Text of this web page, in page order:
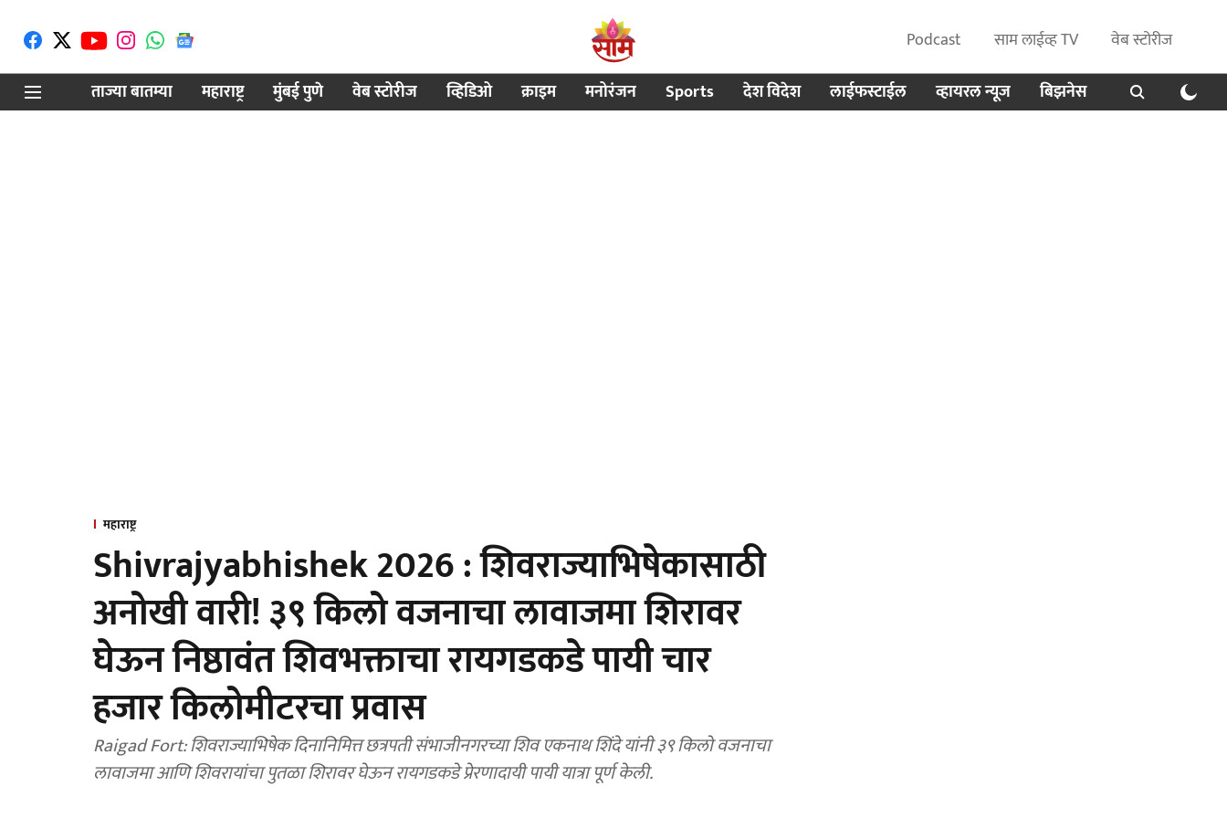
Podcast साम लाईव्ह TV
वेब स्टोरीज
ताज्या बातम्या
महाराष्ट्र मुंबई पुणे वेब स्टोरीज व्हिडिओ क्राइम मनोरंजन Sports देश विदेश लाईफस्टाईल व्हायरल न्यूज बिझनेस
महाराष्ट्र
Shivrajyabhishek 2026 : शिवराज्याभिषेकासाठी
अनोखी वारी! ३९ किलो वजनाचा लावाजमा शिरावर
घेऊन निष्ठावंत शिवभक्ताचा रायगडकडे पायी चार
हजार किलोमीटरचा प्रवास
Raigad Fort: शिवराज्याभिषेक दिनानिमित्त छत्रपती संभाजीनगरच्या शिव एकनाथ शिंदे यांनी ३९ किलो वजनाचा
लावाजमा आणि शिवरायांचा पुतळा शिरावर घेऊन रायगडकडे प्रेरणादायी पायी यात्रा पूर्ण केली.